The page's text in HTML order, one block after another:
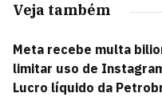
Veja também
Meta recebe multa
limitar uso de
Lucro líquido da